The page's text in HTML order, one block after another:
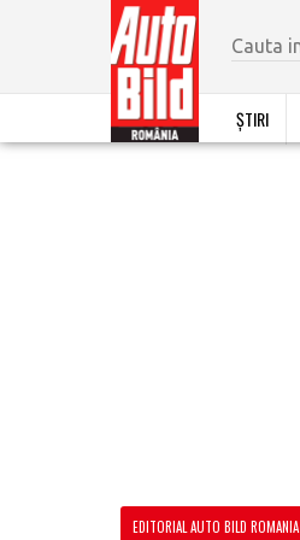
ȘTIRI
EDITORIAL AUTO BILD ROMANIA